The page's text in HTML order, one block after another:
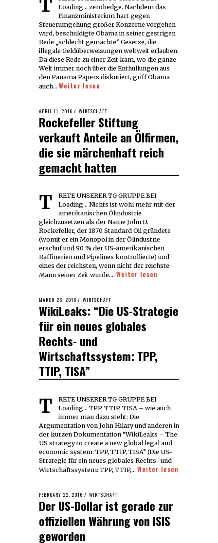
TRETE UNSERER TG GRUPPE BEI
Loading... zerohedge. Nachdem das
Finanzministerium hart gegen
Steuerumgehung großer Konzerne vorgehen
wird, beschuldigte Obama in seiner gestrigen
Rede „schlecht gemachte“ Gesetze, die
illegale Geldüberweisungen weltweit erlauben.
Da diese Rede zu einer Zeit kam, wo die ganze
Welt immer noch über die Enthüllungen aus
den Panama Papers diskutiert, griff Obama
auch… Weiter lesen
POSTED
ON
APRIL 11, 2016 WIRTSCHAFT
Rockefeller Stiftung
verkauft Anteile an Ölfirmen,
die sie märchenhaft reich
gemacht hatten
TRETE UNSERER TG GRUPPE BEI
Loading... Nichts ist wohl mehr mit der
amerikanischen Ölindustrie
gleichzusetzen als der Name John D.
Rockefeller, der 1870 Standard Oil gründete
(womit er ein Monopol in der Ölindustrie
erschuf und 90 % der US-amerikanischen
Raffinerien und Pipelines kontrollierte) und
eines der reichsten, wenn nicht der reichste
Mann seiner Zeit wurde.… Weiter lesen
POSTED
ON
MARCH 26, 2016 WIRTSCHAFT
WikiLeaks: “Die US-Strategie
für ein neues globales
Rechts- und
Wirtschaftssystem: TPP,
TTIP, TISA”
TRETE UNSERER TG GRUPPE BEI
Loading... TPP, TTIP, TISA – wie auch
immer man dazu steht: Die
Argumentation von John Hilary und anderen in
der kurzen Dokumentation “WikiLeaks – The
US strategy to create a new global legal and
economic system: TPP, TTIP, TISA” (Die US-
Strategie für ein neues globales Rechts- und
Wirtschaftssystem: TPP, TTIP,… Weiter lesen
POSTED
ON
FEBRUARY 22, 2016 FEBRUARY
22,
2016
WIRTSCHAFT
Der US-Dollar ist gerade zur
offiziellen Währung von ISIS
geworden